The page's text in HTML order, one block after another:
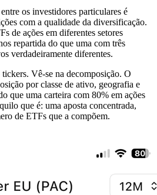
os investidores particulares é
com a qualidade da diversificação.
de ações em diferentes setores
repartida do que uma com três
verdadeiramente diferentes.
Vê-se na decomposição. O
por classe de ativo, geografia e
que uma carteira com 80% em ações
que é: uma aposta concentrada,
de ETFs que a compõem.